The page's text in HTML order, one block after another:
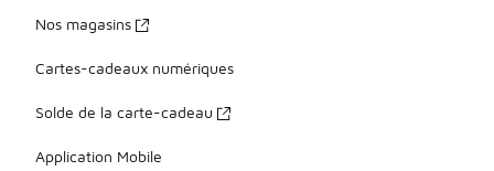
Nos magasins
Cartes-cadeaux numériques
Solde de la carte-cadeau
Application Mobile